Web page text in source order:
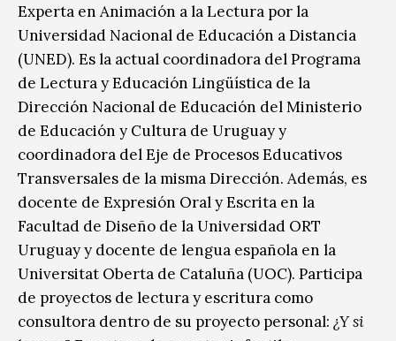
Experta en Animación a la Lectura por la
Universidad Nacional de Educación a Distancia
(UNED). Es la actual coordinadora del Programa
de Lectura y Educación Lingüística de la
Dirección Nacional de Educación del Ministerio
de Educación y Cultura de Uruguay y
coordinadora del Eje de Procesos Educativos
Transversales de la misma Dirección. Además, es
docente de Expresión Oral y Escrita en la
Facultad de Diseño de la Universidad ORT
Uruguay y docente de lengua española en la
Universitat Oberta de Cataluña (UOC). Participa
de proyectos de lectura y escritura como
consultora dentro de su proyecto personal: ¿Y si